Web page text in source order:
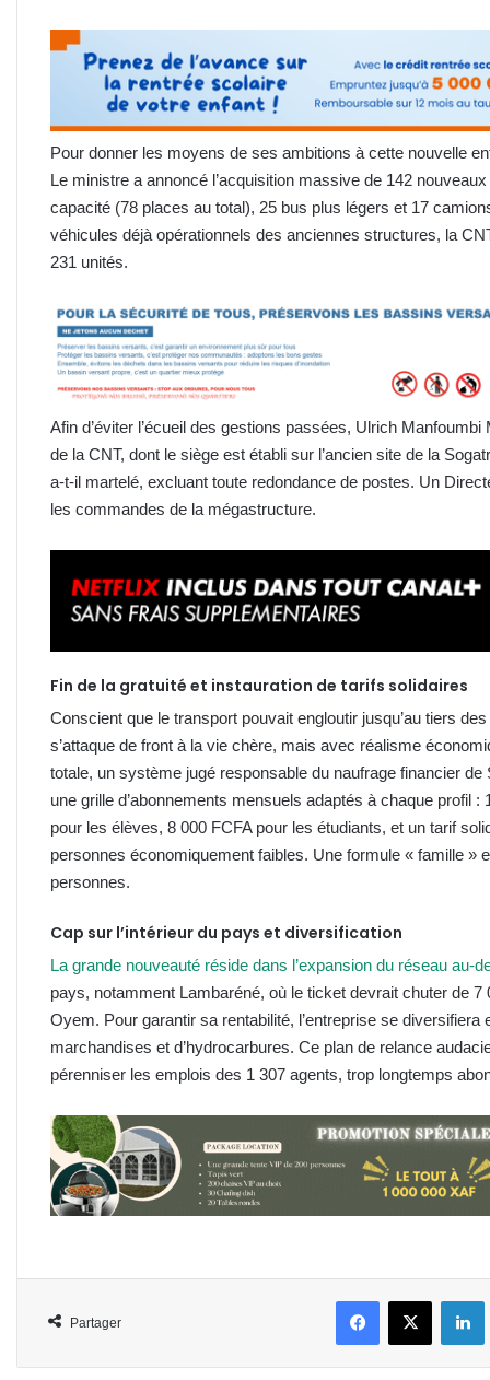
Pour donner les moyens de ses ambitions à cette nouvelle
Le ministre a annoncé l’acquisition massive de 142
capacité (78 places au total), 25 bus plus légers et 17
véhicules déjà opérationnels des anciennes structures, la
231 unités.
Afin d’éviter l’écueil des gestions passées, Ulrich
de la CNT, dont le siège est établi sur l’ancien site de la
a-t-il martelé, excluant toute redondance de postes. Un
les commandes de la mégastructure.
Fin de la gratuité et instauration de tarifs solidaires
Conscient que le transport pouvait engloutir jusqu’au tiers
s’attaque de front à la vie chère, mais avec réalisme
totale, un système jugé responsable du naufrage financier de
une grille d’abonnements mensuels adaptés à chaque profil
pour les élèves, 8 000 FCFA pour les étudiants, et un tarif
personnes économiquement faibles. Une formule « famille »
personnes.
Cap sur l’intérieur du pays et diversification
La grande nouveauté réside dans l’expansion du réseau au-
pays, notamment Lambaréné, où le ticket devrait chuter de
Oyem. Pour garantir sa rentabilité, l’entreprise se
marchandises et d’hydrocarbures. Ce plan de relance
pérenniser les emplois des 1 307 agents, trop longtemps
Partager
FacebookX